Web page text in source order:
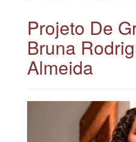
Projeto De
Bruna
Almeida